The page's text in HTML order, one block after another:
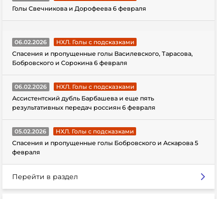
Голы Свечникова и Дорофеева 6 февраля
06.02.2026
НХЛ. Голы с подсказками
Спасения и пропущенные голы Василевского, Тарасова,
Бобровского и Сорокина 6 февраля
06.02.2026
НХЛ. Голы с подсказками
Ассистентский дубль Барбашева и еще пять
результативных передач россиян 6 февраля
05.02.2026
НХЛ. Голы с подсказками
Спасения и пропущенные голы Бобровского и Аскарова 5
февраля
Перейти в раздел